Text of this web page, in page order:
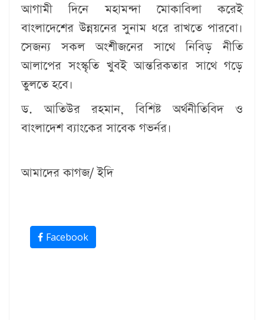
আগামী দিনে মহামন্দা মোকাবিলা করেই
বাংলাদেশের উন্নয়নের সুনাম ধরে রাখতে পারবো।
সেজন্য সকল অংশীজনের সাথে নিবিড় নীতি
আলাপের সংস্কৃতি খুবই আন্তরিকতার সাথে গড়ে
তুলতে হবে।
ড. আতিউর রহমান, বিশিষ্ট অর্থনীতিবিদ ও
বাংলাদেশ ব্যাংকের সাবেক গভর্নর।
আমাদের কাগজ/ ইদি
Facebook